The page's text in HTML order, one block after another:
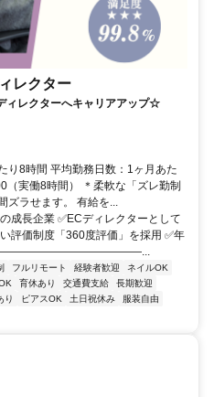
レクター
ィレクターへキャリアアップ☆
り8時間 平均勤務日数：1ヶ月あた
（実働8時間） ＊柔軟な「ズレ勤制
ラせます。 有給を...
成長企業 ✅ECディレクターとして
評価制度「360度評価」を採用 ✅年
み ―――――――――――――...
フルリモート 経験者歓迎
ネイルOK
育休あり 交通費支給
長期歓迎
り ピアスOK 土日祝休み
服装自由